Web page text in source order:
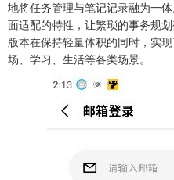
地将任务管理与笔记记录融为一
面适配的特性，让繁琐的事务规
版本在保持轻量体积的同时，实
场、学习、生活等各类场景。